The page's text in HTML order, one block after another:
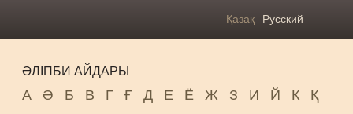
Қазақ Русский
ӘЛІПБИ АЙДАРЫ
А Ә Б В Г Ғ Д Е Ё Ж З И Й К
Қ